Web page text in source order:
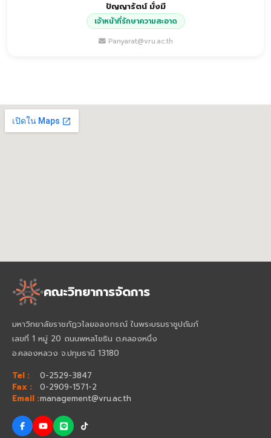
ปัญญารัตน์ มั่งมี
เจ้าหน้าที่รักษาความสะอาด
Panyarat@vru.ac.th
คณะวิทยาการจัดการ
มหาวิทยาลัยราชภัฏวไลยอลงกรณ์ ในพระบรมราชูปถัมภ์
เลขที่ 1 หมู่ 20 ถนนพหลโยธิน ต.คลองหนึ่ง
อ.คลองหลวง จ.ปทุมธานี 13180
Tel :
0-2529-3847
Fax :
0-2909-1571-2
Email :management@vru.ac.th